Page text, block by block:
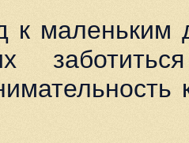
к маленьким